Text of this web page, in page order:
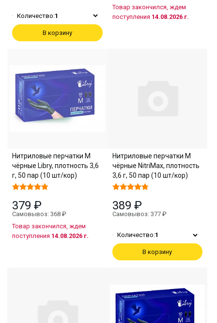
Количество:1
В корзину
Товар закончился, ждем
поступления 14.08.2026 г.
Нитриловые перчатки M
чёрные Libry, плотность 3,6
г, 50 пар (10 шт/кор)
379 ₽
Самовывоз: 368 ₽
Товар закончился, ждем
поступления 14.08.2026 г.
Нитриловые перчатки M
чёрные NitriMax, плотность
3,6 г, 50 пар (10 шт/кор)
389 ₽
Самовывоз: 377 ₽
Количество:1
В корзину